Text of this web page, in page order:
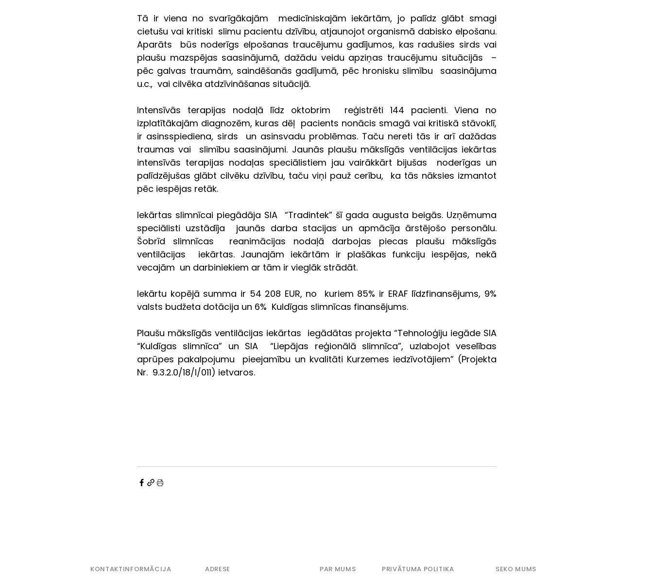
Tā ir viena no svarīgākajām  medicīniskajām iekārtām, jo palīdz glābt smagi
cietušu vai kritiski  slimu pacientu dzīvību, atjaunojot organismā dabisko elpošanu.
Aparāts  būs noderīgs elpošanas traucējumu gadījumos, kas radušies sirds vai
plaušu mazspējas saasinājumā, dažādu veidu apziņas traucējumu situācijās  –
pēc galvas traumām, saindēšanās gadījumā, pēc hronisku slimību  saasinājuma
u.c.,  vai cilvēka atdzīvināšanas situācijā.
Intensīvās terapijas nodaļā līdz oktobrim  reģistrēti 144 pacienti. Viena no
izplatītākajām diagnozēm, kuras dēļ  pacients nonācis smagā vai kritiskā stāvoklī,
ir asinsspiediena, sirds  un asinsvadu problēmas. Taču nereti tās ir arī dažādas
traumas vai  slimību saasinājumi. Jaunās plaušu mākslīgās ventilācijas iekārtas
intensīvās terapijas nodaļas speciālistiem jau vairākkārt bijušas  noderīgas un
palīdzējušas glābt cilvēku dzīvību, taču viņi pauž cerību,  ka tās nāksies izmantot
pēc iespējas retāk.
Iekārtas slimnīcai piegādāja SIA  “Tradintek” šī gada augusta beigās. Uzņēmuma
speciālisti uzstādīja  jaunās darba stacijas un apmācīja ārstējošo personālu.
Šobrīd slimnīcas  reanimācijas nodaļā darbojas piecas plaušu mākslīgās
ventilācijas  iekārtas. Jaunajām iekārtām ir plašākas funkciju iespējas, nekā
vecajām  un darbiniekiem ar tām ir vieglāk strādāt.
Iekārtu kopējā summa ir 54 208 EUR, no  kuriem 85% ir ERAF līdzfinansējums, 9%
valsts budžeta dotācija un 6%  Kuldīgas slimnīcas finansējums.
Plaušu mākslīgās ventilācijas iekārtas  iegādātas projekta “Tehnoloģiju iegāde SIA
“Kuldīgas slimnīca” un SIA  “Liepājas reģionālā slimnīca”, uzlabojot veselības
aprūpes pakalpojumu  pieejamību un kvalitāti Kurzemes iedzīvotājiem” (Projekta
Nr.  9.3.2.0/18/I/011) ietvaros.
KONTAKTINFORMĀCIJA
ADRESE
PAR MUMS
PRIVĀTUMA POLITIKA
SEKO MUMS